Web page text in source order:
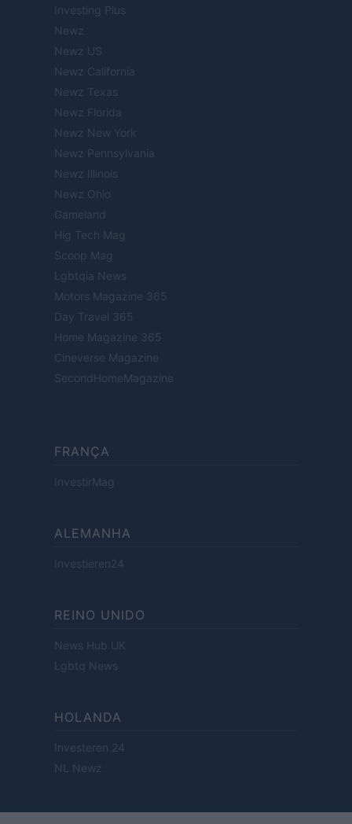
Investing Plus
Newz
Newz US
Newz California
Newz Texas
Newz Florida
Newz New York
Newz Pennsylvania
Newz Illinois
Newz Ohio
Gameland
Hig Tech Mag
Scoop Mag
Lgbtqia News
Motors Magazine 365
Day Travel 365
Home Magazine 365
Cineverse Magazine
SecondHomeMagazine
FRANÇA
InvestirMag
ALEMANHA
Investieren24
REINO UNIDO
News Hub UK
Lgbtq News
HOLANDA
Investeren 24
NL Newz